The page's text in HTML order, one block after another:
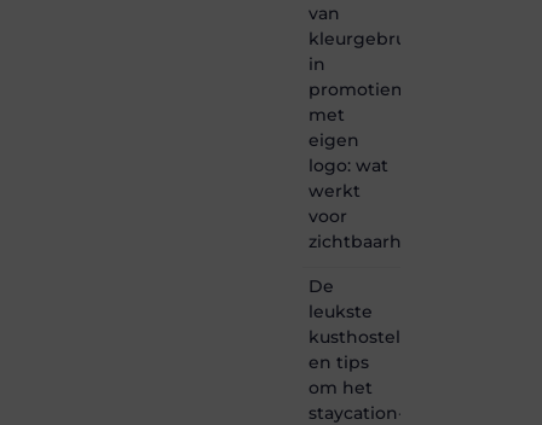
van
kleurgebruik
in
promotiemateriaal
met
eigen
logo: wat
werkt
voor
zichtbaarheid
De
leukste
kusthostels
en tips
om het
staycation-